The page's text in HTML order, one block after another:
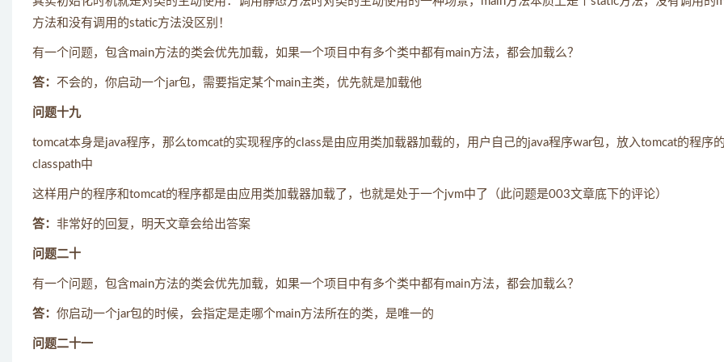
方法和没有调用的static方法没区别！
有一个问题，包含main方法的类会优先加载，如果一个项目中有多个类中都有main方法，都会加载么？
答： 不会的，你启动一个jar包，需要指定某个main主类，优先就是加载他
问题十九
tomcat本身是java程序，那么tomcat的实现程序的class是由应用类加载器加载的，用户自己的java程序war包，放入tomcat的程序
classpath中
这样用户的程序和tomcat的程序都是由应用类加载器加载了，也就是处于一个jvm中了（此问题是003文章底下的评论）
答： 非常好的回复，明天文章会给出答案
问题二十
有一个问题，包含main方法的类会优先加载，如果一个项目中有多个类中都有main方法，都会加载么？
答： 你启动一个jar包的时候，会指定是走哪个main方法所在的类，是唯一的
问题二十一